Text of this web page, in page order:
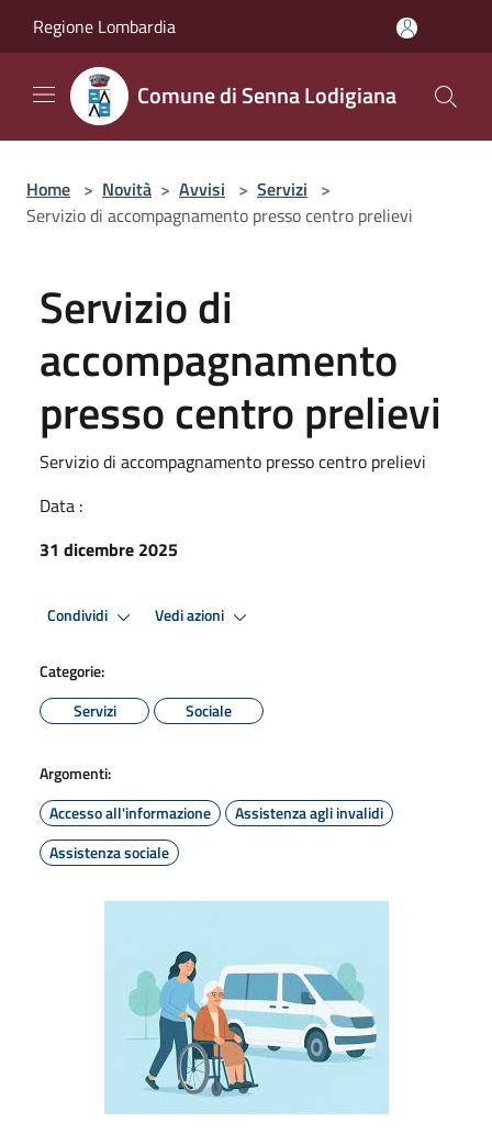
Regione Lombardia
Comune di Senna Lodigiana
Home > Novità > Avvisi > Servizi >
Servizio di accompagnamento presso centro prelievi
Servizio di
accompagnamento
presso centro prelievi
Servizio di accompagnamento presso centro prelievi
Data :
31 dicembre 2025
Condividi Vedi azioni
Categorie:
Servizi
Sociale
Argomenti:
Accesso all'informazione
Assistenza agli invalidi
Assistenza sociale